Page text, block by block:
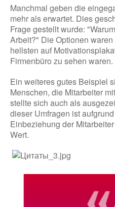
Manchmal geben die
mehr als erwartet. Dies
Frage gestellt wurde:
Arbeit?" Die Optionen
hellsten auf
Firmenbüro zu sehen waren.
Ein weiteres gutes Beispiel
Menschen, die Mitarbeiter
stellte sich auch als
dieser Umfragen ist
Einbeziehung der
Wert.